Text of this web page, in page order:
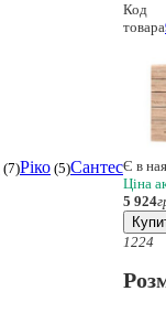
(7)Ріко (5)Сантес
Код
товара
Є в
Ціна
5 924
1224